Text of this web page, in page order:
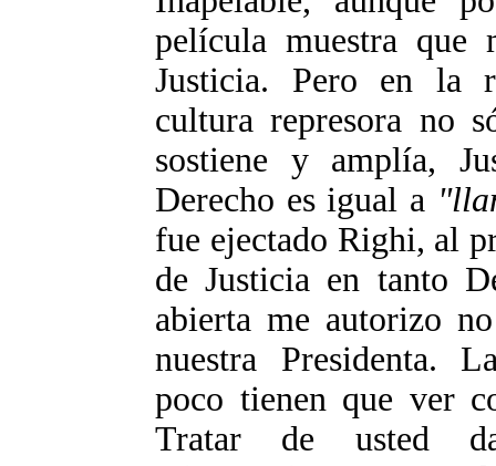
película muestra que
Justicia. Pero en la
cultura represora no
sostiene y amplía,
Derecho es igual a
fue ejectado Righi, al
de Justicia en tanto
abierta me autorizo
nuestra Presidenta.
poco tienen que ver
Tratar de usted